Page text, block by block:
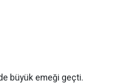
büyük emeği geçti.